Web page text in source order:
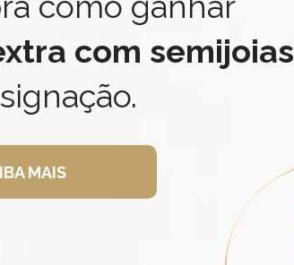
com semijoias
MAIS